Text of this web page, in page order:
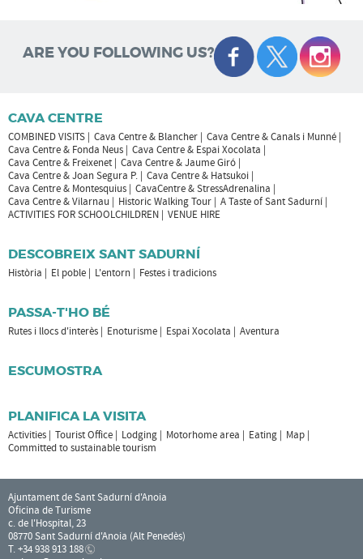
ARE YOU FOLLOWING US?
CAVA CENTRE
COMBINED VISITS Cava Centre & Blancher
Cava Centre & Canals i Munné
Cava Centre & Fonda Neus
Cava Centre & Espai Xocolata
Cava Centre & Freixenet
Cava Centre & Jaume Giró
Cava Centre & Joan Segura P.
Cava Centre & Hatsukoi
Cava Centre & Montesquius
CavaCentre & StressAdrenalina
Cava Centre & Vilarnau
Historic Walking Tour
A Taste of Sant Sadurní
ACTIVITIES FOR SCHOOLCHILDREN
VENUE HIRE
DESCOBREIX SANT SADURNÍ
Història El poble L'entorn Festes i tradicions
PASSA-T'HO BÉ
Rutes i llocs d'interès Enoturisme Espai Xocolata Aventura
ESCUMOSTRA
PLANIFICA LA VISITA
Activities Tourist Office Lodging Motorhome area Eating
Map
Committed to sustainable tourism
Ajuntament de Sant Sadurní d'Anoia
Oficina de Turisme
c. de l'Hospital, 23
08770 Sant Sadurní d'Anoia (Alt Penedès)
T. +34 938 913 188